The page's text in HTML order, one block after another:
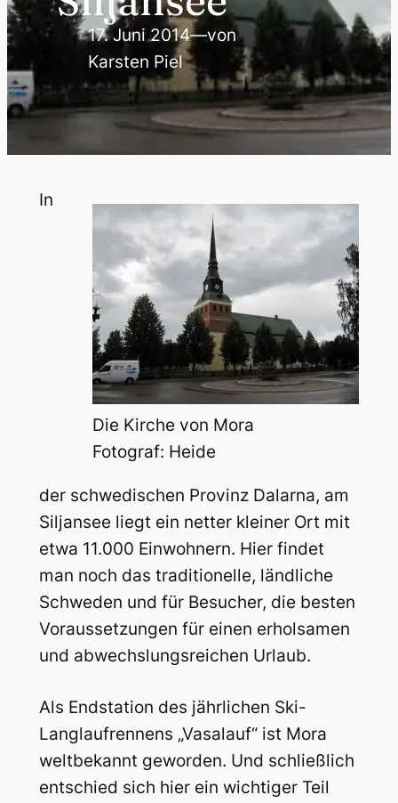
17. Juni 2014—von
Karsten Piel
Die Kirche von Mora
Fotograf: Heide
In
der schwedischen Provinz Dalarna, am
Siljansee liegt ein netter kleiner Ort mit
etwa 11.000 Einwohnern. Hier findet
man noch das traditionelle, ländliche
Schweden und für Besucher, die besten
Voraussetzungen für einen erholsamen
und abwechslungsreichen Urlaub.
Als Endstation des jährlichen Ski-
Langlaufrennens „Vasalauf“ ist Mora
weltbekannt geworden. Und schließlich
entschied sich hier ein wichtiger Teil